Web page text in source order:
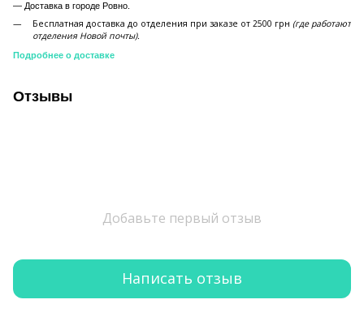
— Доставка в городе Ровно.
Бесплатная доставка до отделения при заказе от 2500 грн (где работают
отделения Новой почты).
Подробнее о доставке
Отзывы
Добавьте первый отзыв
Написать отзыв